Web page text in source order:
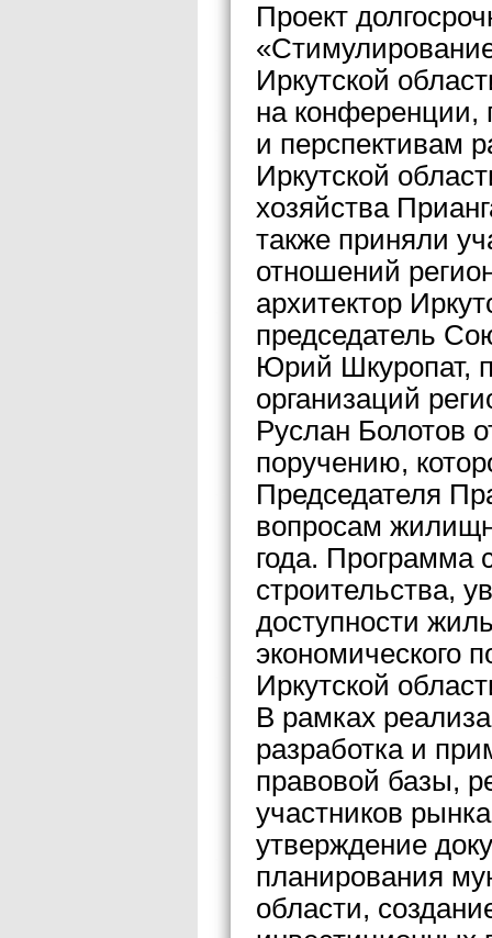
Проект
Иркутской
на конференции,
и перспективам
Иркутской
хозяйства
также приняли
отношений
архитектор
председатель
Юрий Шкуропат,
организаций
Руслан Болотов
поручению,
Председателя
вопросам
года. Программа
строительства,
доступности
экономического
Иркутской
В рамках
разработка и
правовой базы,
участников
утверждение
планирования
области,